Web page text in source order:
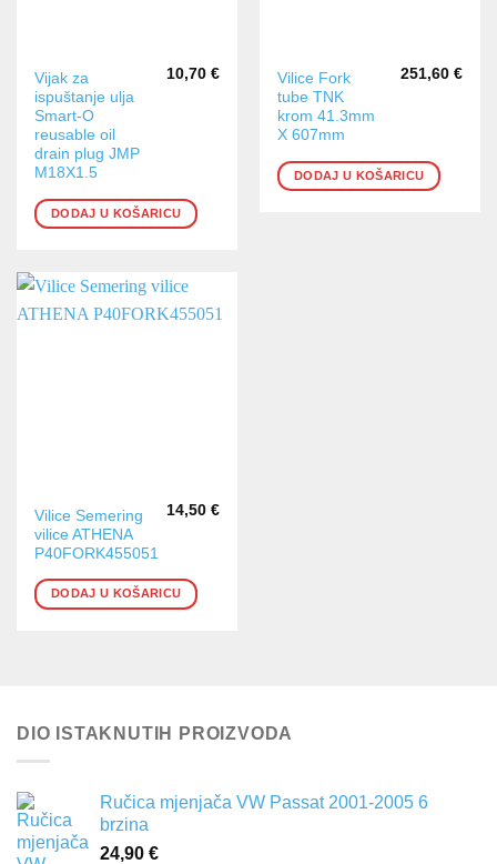
Vijak za
ispuštanje ulja
Smart-O
reusable oil
drain plug JMP
M18X1.5
10,70 €
DODAJ U KOŠARICU
Vilice Fork
tube TNK
krom 41.3mm
X 607mm
251,60 €
DODAJ U KOŠARICU
Vilice Semering
vilice ATHENA
P40FORK455051
14,50 €
DODAJ U KOŠARICU
DIO ISTAKNUTIH PROIZVODA
Ručica mjenjača VW Passat 2001-2005 6
brzina
24,90 €